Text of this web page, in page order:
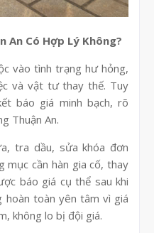
An Có Hợp Lý Không?
vào tình trạng hư hỏng,
và vật tư thay thế. Tuy
báo giá minh bạch, rõ
Thuận An.
tra dầu, sửa khóa đơn
mục cần hàn gia cố, thay
báo giá cụ thể sau khi
hoàn toàn yên tâm vì giá
không lo bị đội giá.